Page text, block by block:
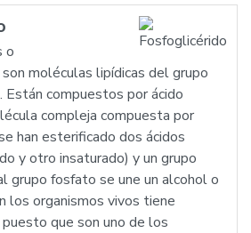
o
moléculas lipídicas del grupo
compuestos por ácido
compleja compuesta por
han esterificado dos ácidos
y otro insaturado) y un grupo
grupo fosfato se une un alcohol o
los organismos vivos tiene
que son uno de los